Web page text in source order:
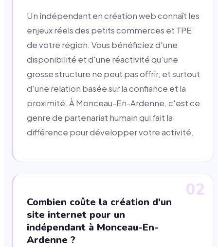
Un indépendant en création web connaît les
enjeux réels des petits commerces et TPE
de votre région. Vous bénéficiez d'une
disponibilité et d'une réactivité qu'une
grosse structure ne peut pas offrir, et surtout
d'une relation basée sur la confiance et la
proximité. À Monceau-En-Ardenne, c'est ce
genre de partenariat humain qui fait la
différence pour développer votre activité.
02
Combien coûte la création d'un
site internet pour un
indépendant à Monceau-En-
Ardenne ?